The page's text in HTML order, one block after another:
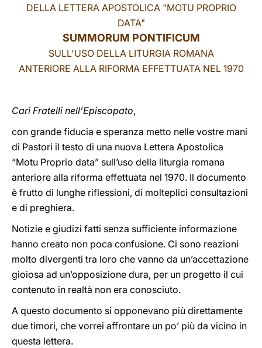
DELLA LETTERA APOSTOLICA "MOTU PROPRIO
DATA"
SUMMORUM PONTIFICUM
SULL'USO DELLA LITURGIA ROMANA
ANTERIORE ALLA RIFORMA EFFETTUATA NEL 1970
Cari Fratelli nell’Episcopato,
con grande fiducia e speranza metto nelle vostre mani
di Pastori il testo di una nuova Lettera Apostolica
“Motu Proprio data” sull’uso della liturgia romana
anteriore alla riforma effettuata nel 1970. Il documento
è frutto di lunghe riflessioni, di molteplici consultazioni
e di preghiera.
Notizie e giudizi fatti senza sufficiente informazione
hanno creato non poca confusione. Ci sono reazioni
molto divergenti tra loro che vanno da un’accettazione
gioiosa ad un’opposizione dura, per un progetto il cui
contenuto in realtà non era conosciuto.
A questo documento si opponevano più direttamente
due timori, che vorrei affrontare un po’ più da vicino in
questa lettera.